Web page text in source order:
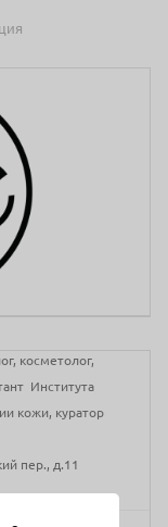
косметолог,
Института
кожи, куратор
пер., д.11